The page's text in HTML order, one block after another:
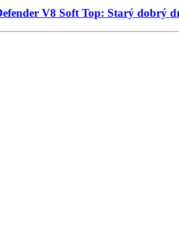
V8 Soft Top: Starý dobrý